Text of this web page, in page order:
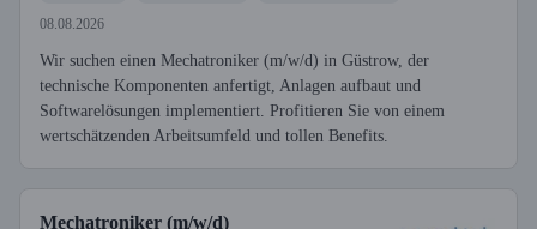
08.08.2026
Wir suchen einen Mechatroniker (m/w/d) in Güstrow, der
technische Komponenten anfertigt, Anlagen aufbaut und
Softwarelösungen implementiert. Profitieren Sie von einem
wertschätzenden Arbeitsumfeld und tollen Benefits.
Mechatroniker (m/w/d)